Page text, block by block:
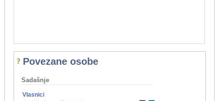
Povezane osobe
Sadašnje
Vlasnici